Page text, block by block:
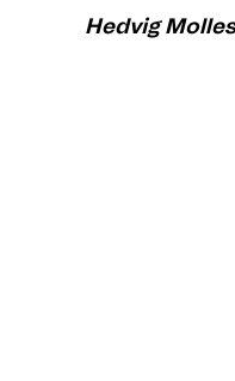
Hedvig